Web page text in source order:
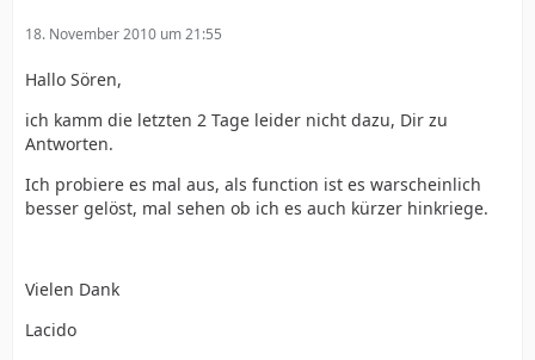
18. November 2010 um 21:55
Hallo Sören,
ich kamm die letzten 2 Tage leider nicht dazu, Dir zu
Antworten.
Ich probiere es mal aus, als function ist es warscheinlich
besser gelöst, mal sehen ob ich es auch kürzer hinkriege.
Vielen Dank
Lacido